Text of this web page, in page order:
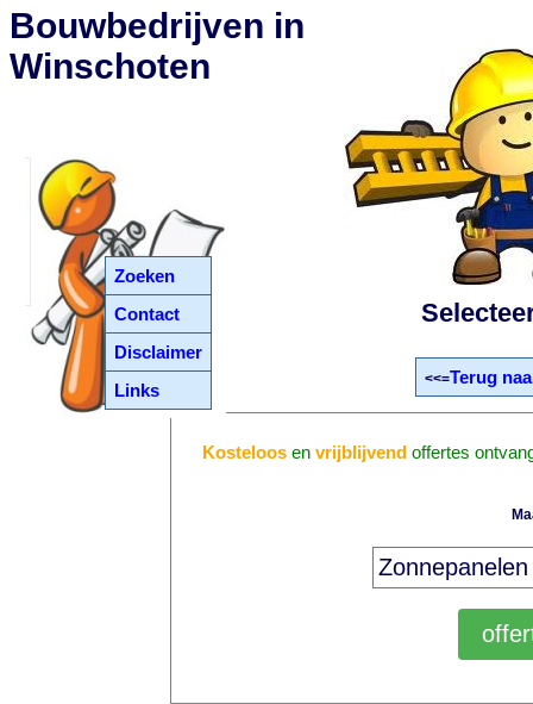
Zoeken
Contact
Disclaimer
Links
Bouwbedrijven in
Winschoten
<<=Terug
Kosteloosen vrijblijvendoffertes